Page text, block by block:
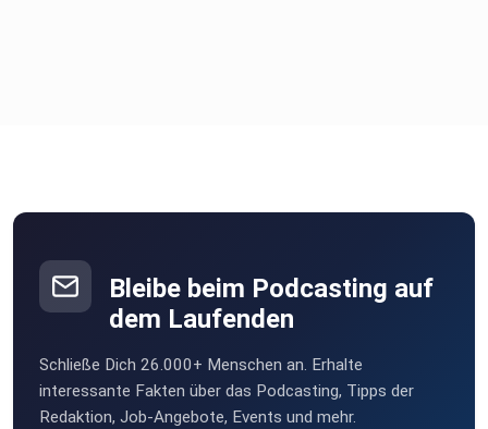
Bleibe beim Podcasting auf
dem Laufenden
Schließe Dich 26.000+ Menschen an. Erhalte
interessante Fakten über das Podcasting, Tipps der
Redaktion, Job-Angebote, Events und mehr.